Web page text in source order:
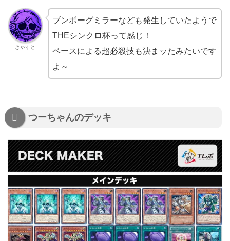
きゃすと
ブンボーグミラーなども発生していたようで
THEシンクロ杯って感じ！
ベースによる超必殺技も決まッたみたいです
よ～
つーちゃんのデッキ